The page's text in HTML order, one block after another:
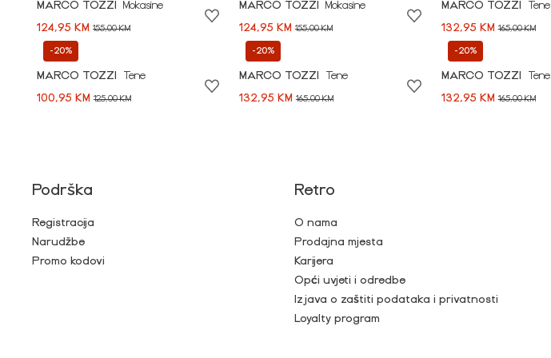
MARCO TOZZI
Mokasine
124,95 KM 155,00 KM
MARCO TOZZI
Mokasine
124,95 KM155,00 KM
MARCO TOZZI
Tene
132,95 KM165,00 KM
-20%
MARCO TOZZI
Tene
100,95 KM 125,00 KM
-20%
MARCO TOZZI
Tene
132,95 KM165,00 KM
-20%
MARCO TOZZI
Tene
132,95 KM165,00 KM
Podrška
Registracija
Narudžbe
Promo kodovi
Retro
O nama
Prodajna mjesta
Karijera
Opći uvjeti i odredbe
Izjava o zaštiti podataka i privatnosti
Loyalty program